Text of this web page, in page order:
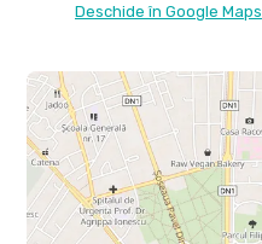
Deschide în Google Maps